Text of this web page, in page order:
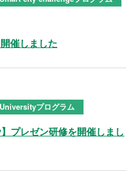
催しました
プログラム
プレゼン研修を開催しまし